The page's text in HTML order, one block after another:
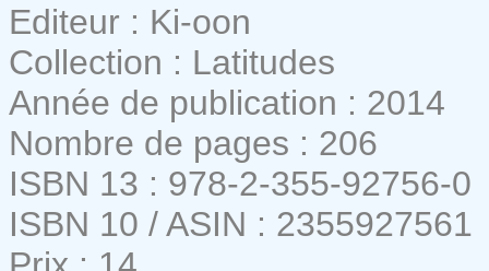
Editeur : Ki-oon
Collection : Latitudes
Année de publication : 2014
Nombre de pages : 206
ISBN 13 : 978-2-355-92756-0
ISBN 10 / ASIN : 2355927561